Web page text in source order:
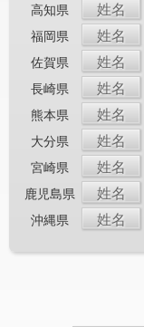
高知県 姓名
福岡県 姓名
佐賀県 姓名
長崎県 姓名
熊本県 姓名
大分県 姓名
宮崎県 姓名
鹿児島県 姓名
沖縄県 姓名